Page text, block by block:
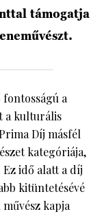
támogatja
a
a kulturális
Díj másfél
kategóriája,
Ez idő alatt a díj
kitüntetésévé
kapja